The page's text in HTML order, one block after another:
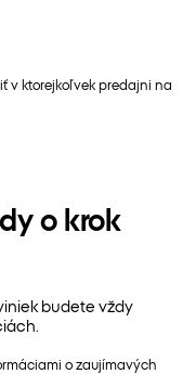
v ktorejkoľvek predajni na
o krok
budete vždy
o zaujímavých